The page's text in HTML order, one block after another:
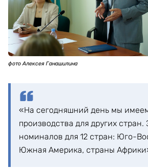
фото Алексея Ганашилина
«На сегодняшний день мы
производства для других стран.
номиналов для 12 стран: Юго-
Южная Америка, страны